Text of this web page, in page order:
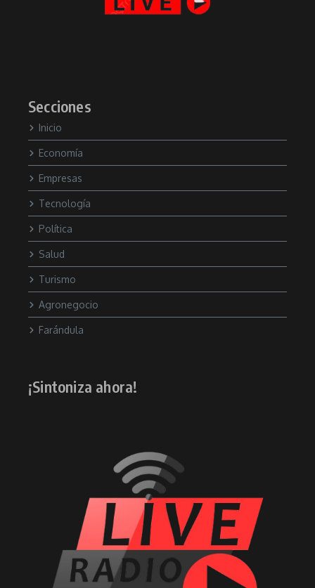
Secciones
Inicio
Economía
Empresas
Tecnología
Política
Salud
Turismo
Agronegocio
Farándula
¡Sintoniza ahora!